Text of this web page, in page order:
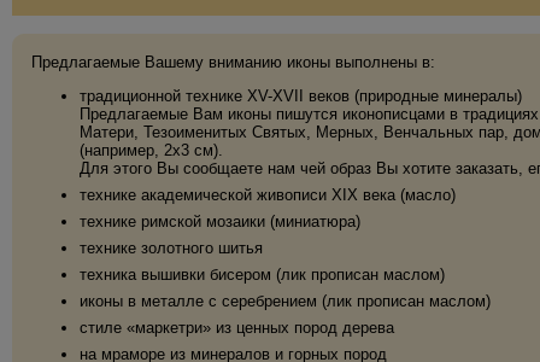
Предлагаемые Вашему вниманию иконы выполнены в:
традиционной технике XV-XVII веков (природные минералы)
Предлагаемые Вам иконы пишутся иконописцами в
Матери, Тезоименитых Святых, Мерных, Венчальных пар,
(например, 2х3 см).
Для этого Вы сообщаете нам чей образ Вы хотите заказать,
технике академической живописи XIX века (масло)
технике римской мозаики (миниатюра)
технике золотного шитья
техника вышивки бисером (лик прописан маслом)
иконы в металле с серебрением (лик прописан маслом)
стиле «маркетри» из ценных пород дерева
на мраморе из минералов и горных пород